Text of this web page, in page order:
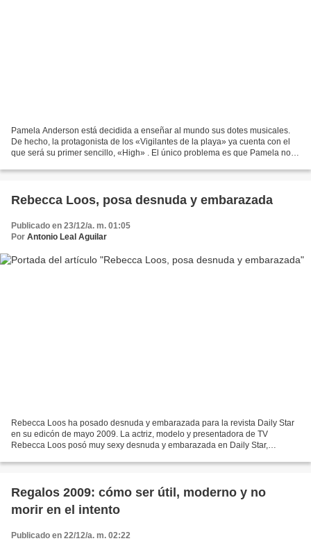
Pamela Anderson está decidida a enseñar al mundo sus dotes musicales.
De hecho, la protagonista de los «Vigilantes de la playa» ya cuenta con el
que será su primer sencillo, «High» . El único problema es que Pamela no
Rebecca Loos, posa desnuda y embarazada
Publicado en 23/12/a. m. 01:05
Por Antonio Leal Aguilar
Rebecca Loos ha posado desnuda y embarazada para la revista Daily Star
en su edicón de mayo 2009. La actriz, modelo y presentadora de TV
Rebecca Loos posó muy sexy desnuda y embarazada en Daily Star,
Regalos 2009: cómo ser útil, moderno y no
morir en el intento
Publicado en 22/12/a. m. 02:22